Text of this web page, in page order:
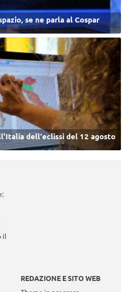
se ne parla al Cospar
dell'eclissi del 12 agosto
il
REDAZIONE E SITO WEB